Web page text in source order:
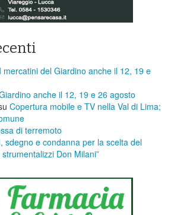
I mercatini del Giardino anche il 12, 19 e
anche il 12, 19 e 26 agosto
​Copertura mobile e TV nella Val di Lima;
di terremoto
sdegno e condanna per la scelta del
Don Milani”